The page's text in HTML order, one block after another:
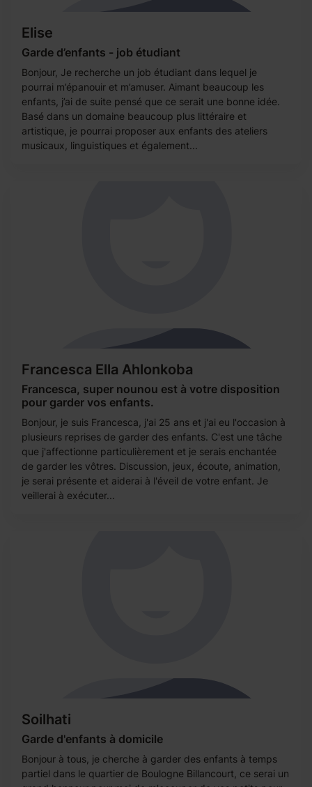
Elise
Garde d’enfants - job étudiant
Bonjour, Je recherche un job étudiant dans lequel je
pourrai m’épanouir et m’amuser. Aimant beaucoup les
enfants, j’ai de suite pensé que ce serait une bonne idée.
Basé dans un domaine beaucoup plus littéraire et
artistique, je pourrai proposer aux enfants des ateliers
musicaux, linguistiques et également...
Francesca Ella Ahlonkoba
Francesca, super nounou est à votre disposition
pour garder vos enfants.
Bonjour, je suis Francesca, j'ai 25 ans et j'ai eu l'occasion à
plusieurs reprises de garder des enfants. C'est une tâche
que j'affectionne particulièrement et je serais enchantée
de garder les vôtres. Discussion, jeux, écoute, animation,
je serai présente et aiderai à l'éveil de votre enfant. Je
veillerai à exécuter...
Soilhati
Garde d'enfants à domicile
Bonjour à tous, je cherche à garder des enfants à temps
partiel dans le quartier de Boulogne Billancourt, ce serai un